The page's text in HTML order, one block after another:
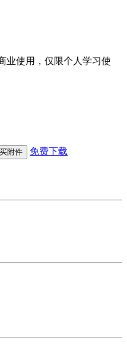
业使用，仅限个人学习使
附件
免费下载